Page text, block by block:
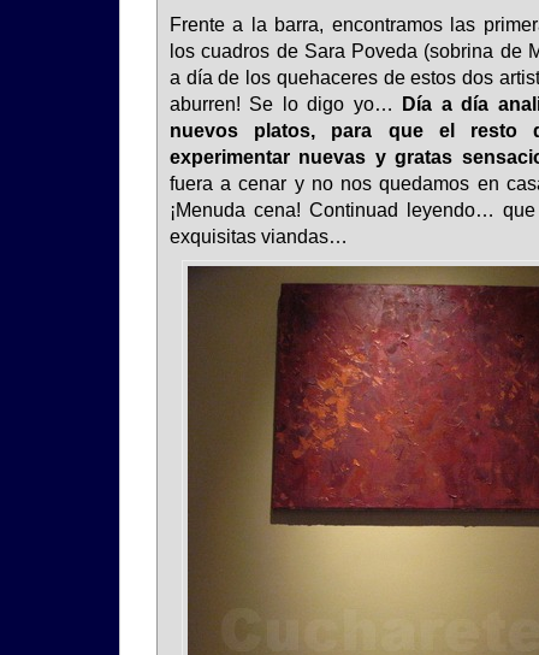
Frente a la barra, encontramos las
los cuadros de Sara Poveda (sobrina de
a día de los quehaceres de estos dos
aburren! Se lo digo yo…
Día a día
nuevos platos, para que el resto
experimentar nuevas y gratas
fuera a cenar y no nos quedamos en
¡Menuda cena! Continuad leyendo…
exquisitas viandas…